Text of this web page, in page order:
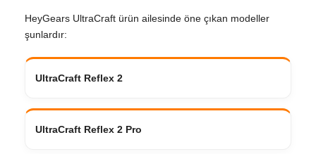
HeyGears UltraCraft ürün ailesinde öne çıkan modeller
şunlardır:
UltraCraft Reflex 2
UltraCraft Reflex 2 Pro